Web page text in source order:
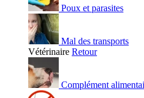
Poux et parasites
Mal des transports
Vétérinaire Retour
Complément